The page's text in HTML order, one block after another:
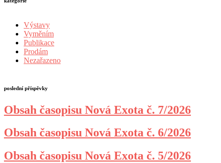
Výstavy
Vyměním
Publikace
Prodám
Nezařazeno
poslední příspěvky
Obsah časopisu Nová Exota č. 7/2026
Obsah časopisu Nová Exota č. 6/2026
Obsah časopisu Nová Exota č. 5/2026